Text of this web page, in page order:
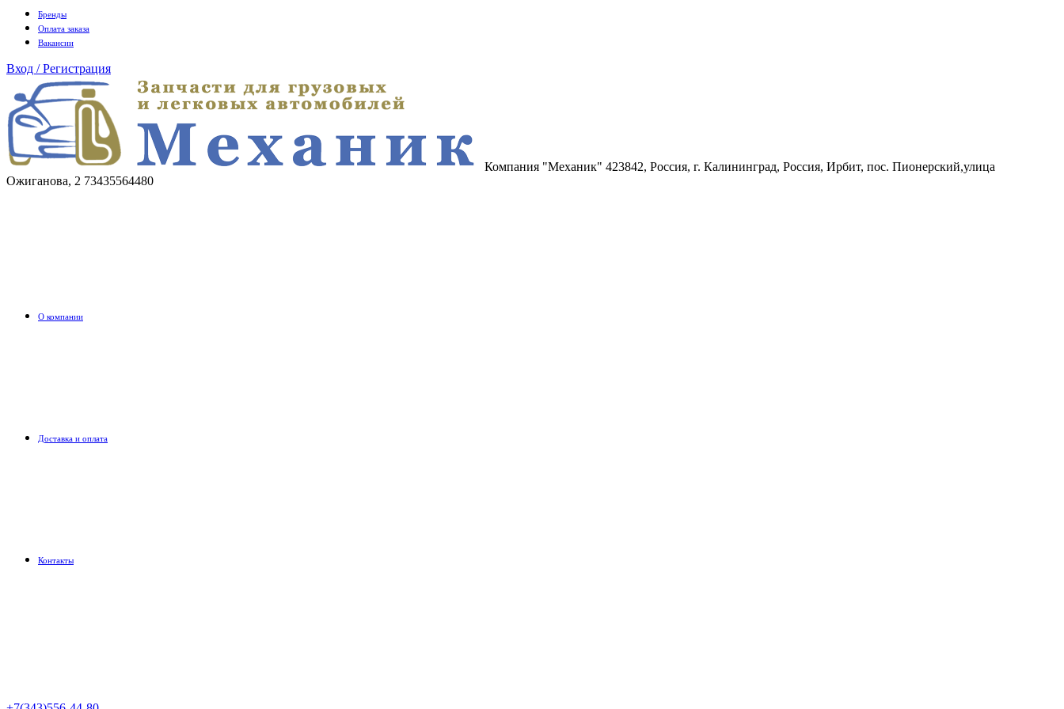
Бренды
Оплата заказа
Вакансии
Вход / Регистрация
Компания "Механик" 423842, Россия, г. Калининград, Россия, Ирбит, пос. Пионерский,улица
Ожиганова, 2 73435564480
О компании
Доставка и оплата
Контакты